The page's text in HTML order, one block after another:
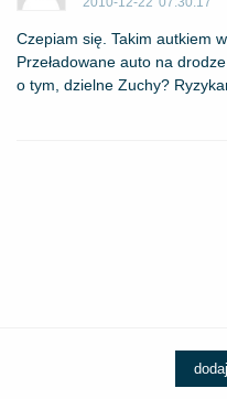
Czepiam się. Takim autkiem
Przeładowane auto na
o tym, dzielne Zuchy?